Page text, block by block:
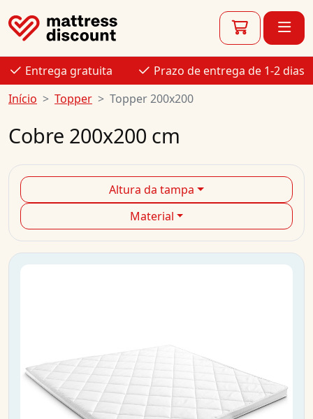
Entrega gratuita
Prazo de entrega de 1-2 dias
Início
Topper Topper 200x200
Cobre 200x200 cm
Altura da tampa
Material